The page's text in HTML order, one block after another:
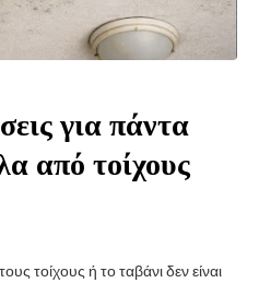
για πάντα
από τοίχους
τοίχους ή το ταβάνι δεν είναι